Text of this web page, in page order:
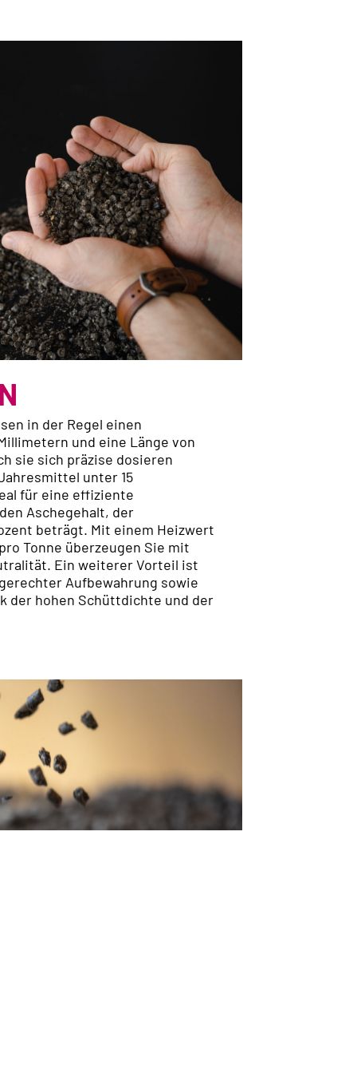
in der Regel einen
und eine Länge von
sie sich präzise dosieren
unter 15
für eine effiziente
Aschegehalt, der
beträgt. Mit einem Heizwert
Tonne überzeugen Sie mit
Ein weiterer Vorteil ist
Aufbewahrung sowie
der hohen Schüttdichte und der